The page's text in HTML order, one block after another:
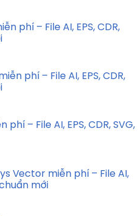
phí – File AI, EPS, CDR,
phí – File AI, EPS, CDR,
Vector
phí – File AI, EPS, CDR, SVG,
Vector
Vector miễn phí – File AI,
chuẩn mới